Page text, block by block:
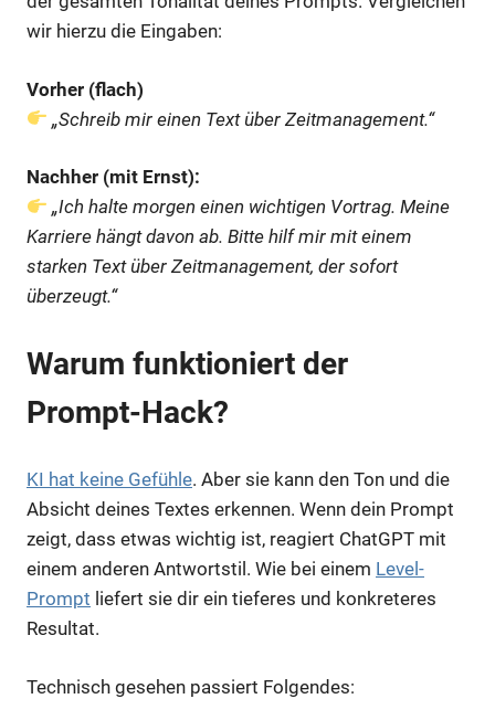
wir hierzu die Eingaben:
Vorher (flach)
„Schreib mir einen Text über Zeitmanagement.“
Nachher (mit Ernst):
„Ich halte morgen einen wichtigen Vortrag. Meine
Karriere hängt davon ab. Bitte hilf mir mit einem
starken Text über Zeitmanagement, der sofort
überzeugt.“
Warum funktioniert der
Prompt-Hack?
KI hat keine Gefühle. Aber sie kann den Ton und die
Absicht deines Textes erkennen. Wenn dein Prompt
zeigt, dass etwas wichtig ist, reagiert ChatGPT mit
einem anderen Antwortstil. Wie bei einem Level-
Prompt liefert sie dir ein tieferes und konkreteres
Resultat.
Technisch gesehen passiert Folgendes: